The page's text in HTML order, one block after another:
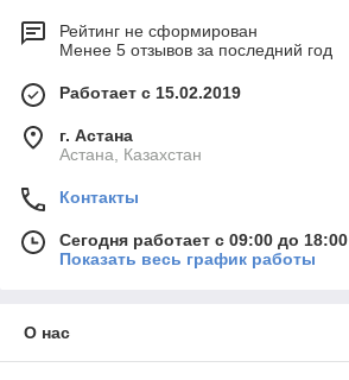
Рейтинг не сформирован
Менее 5 отзывов за последний год
Работает с 15.02.2019
г. Астана
Астана, Казахстан
Контакты
Сегодня работает с 09:00 до 18:00
Показать весь график работы
О нас